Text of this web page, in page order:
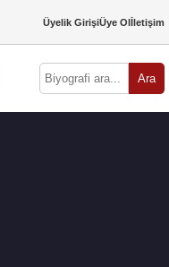
Üyelik GirişiÜye Olİletişim
Ara